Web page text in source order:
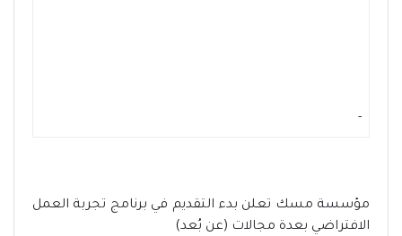
-
مؤسسة مسك تعلن بدء التقديم في برنامج تجربة العمل
الافتراضي بعدة مجالات (عن بُعد)